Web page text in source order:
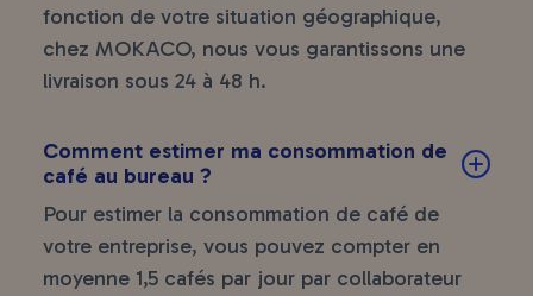
fonction de votre situation géographique,
chez MOKACO, nous vous garantissons une
livraison sous 24 à 48 h.
Comment estimer ma consommation de
café au bureau ?
Pour estimer la consommation de café de
votre entreprise, vous pouvez compter en
moyenne 1,5 cafés par jour par collaborateur